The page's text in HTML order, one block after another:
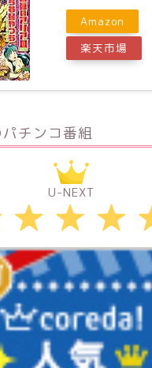
Amazon
楽天市場
チンコ番組
U-NEXT